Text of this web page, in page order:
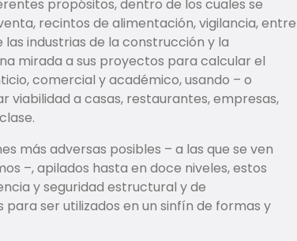
propósitos, dentro de los cuales se
recintos de alimentación, vigilancia, entre
industrias de la construcción y la
mirada a sus proyectos para calcular el
comercial y académico, usando – o
viabilidad a casas, restaurantes, empresas,
más adversas posibles – a las que se ven
–, apilados hasta en doce niveles, estos
y seguridad estructural y de
ser utilizados en un sinfín de formas y